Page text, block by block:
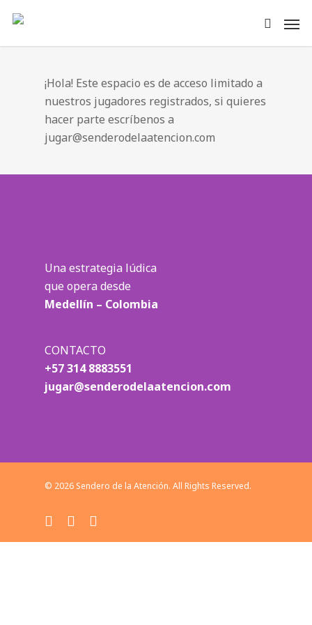
¡Hola! Este espacio es de acceso limitado a
nuestros jugadores registrados, si quieres
hacer parte escríbenos a
jugar@senderodelaatencion.com
Una estrategia lúdica
que opera desde
Medellín – Colombia
CONTACTO
+57 314 8883551
jugar@senderodelaatencion.com
© 2026 Sendero de la Atención. All Rights Reserved.